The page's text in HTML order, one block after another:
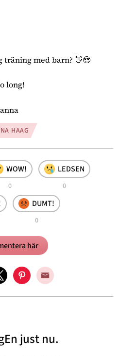
med barn? 👋😍
long!
anna
HAAG
WOW!
0
LEDSEN
0
DUMT!
0
här
just nu.